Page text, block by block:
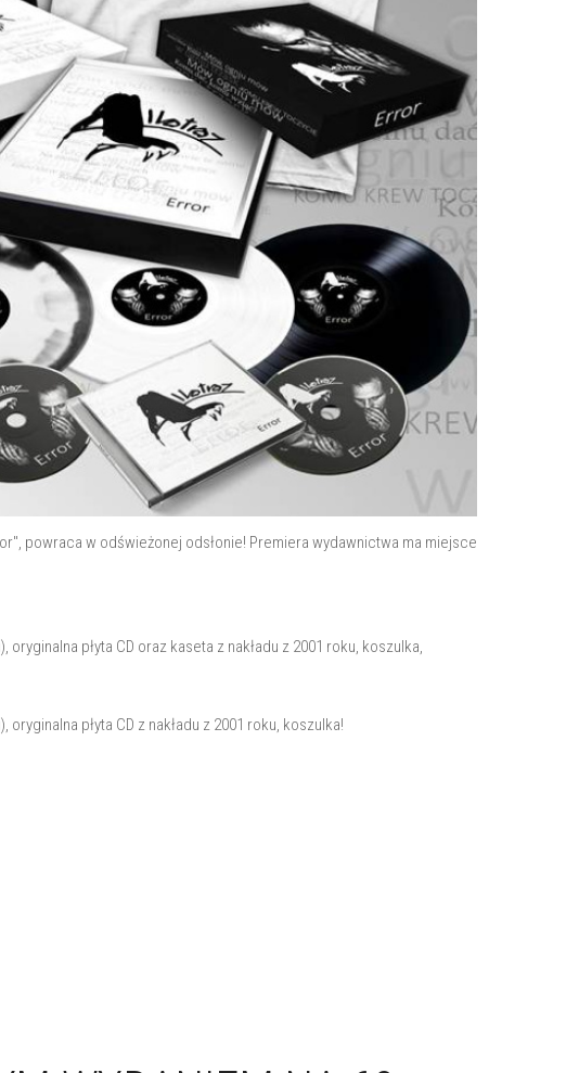
powraca w odświeżonej odsłonie! Premiera wydawnictwa ma miejsce
płyta CD oraz kaseta z nakładu z 2001 roku, koszulka,
płyta CD z nakładu z 2001 roku, koszulka!